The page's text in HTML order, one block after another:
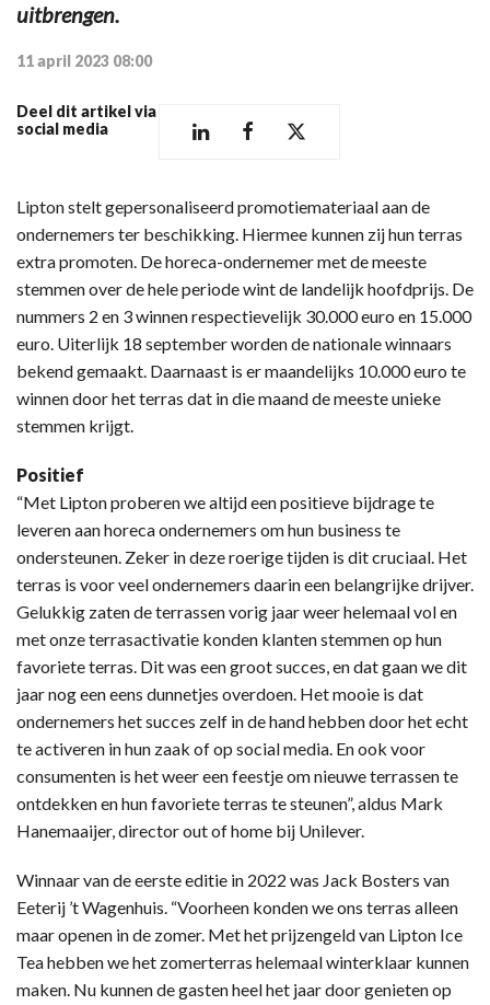
uitbrengen.
11 april 2023 08:00
Deel dit artikel via
social media
Lipton stelt gepersonaliseerd promotiemateriaal aan de
ondernemers ter beschikking. Hiermee kunnen zij hun terras
extra promoten. De horeca-ondernemer met de meeste
stemmen over de hele periode wint de landelijk hoofdprijs. De
nummers 2 en 3 winnen respectievelijk 30.000 euro en 15.000
euro. Uiterlijk 18 september worden de nationale winnaars
bekend gemaakt. Daarnaast is er maandelijks 10.000 euro te
winnen door het terras dat in die maand de meeste unieke
stemmen krijgt.
Positief
“Met Lipton proberen we altijd een positieve bijdrage te
leveren aan horeca ondernemers om hun business te
ondersteunen. Zeker in deze roerige tijden is dit cruciaal. Het
terras is voor veel ondernemers daarin een belangrijke drijver.
Gelukkig zaten de terrassen vorig jaar weer helemaal vol en
met onze terrasactivatie konden klanten stemmen op hun
favoriete terras. Dit was een groot succes, en dat gaan we dit
jaar nog een eens dunnetjes overdoen. Het mooie is dat
ondernemers het succes zelf in de hand hebben door het echt
te activeren in hun zaak of op social media. En ook voor
consumenten is het weer een feestje om nieuwe terrassen te
ontdekken en hun favoriete terras te steunen”, aldus Mark
Hanemaaijer, director out of home bij Unilever.
Winnaar van de eerste editie in 2022 was Jack Bosters van
Eeterij ’t Wagenhuis. “Voorheen konden we ons terras alleen
maar openen in de zomer. Met het prijzengeld van Lipton Ice
Tea hebben we het zomerterras helemaal winterklaar kunnen
maken. Nu kunnen de gasten heel het jaar door genieten op